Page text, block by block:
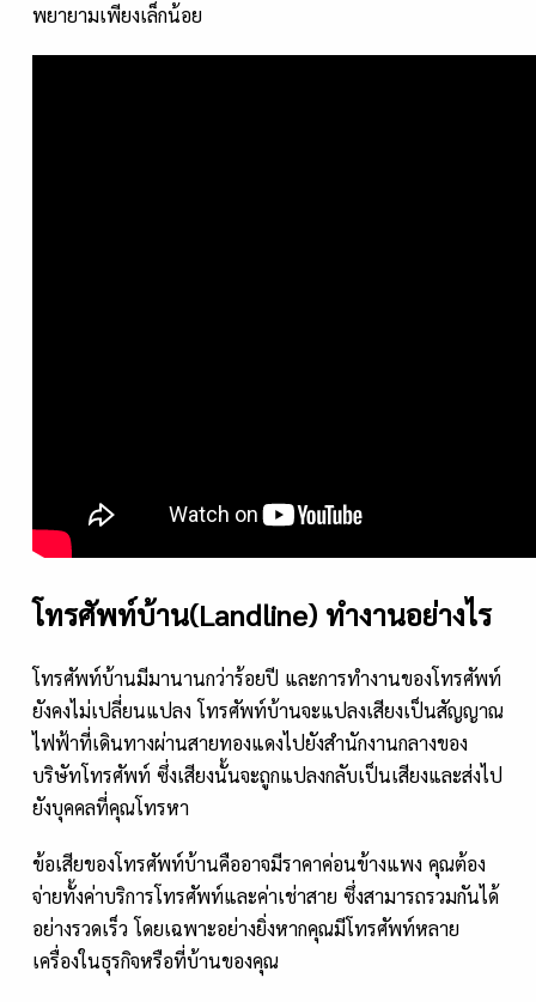
พยายามเพียงเล็กน้อย
โทรศัพท์บ้าน(Landline) ทำงานอย่างไร
โทรศัพท์บ้านมีมานานกว่าร้อยปี และการทำงานของโทรศัพท์
ยังคงไม่เปลี่ยนแปลง โทรศัพท์บ้านจะแปลงเสียงเป็นสัญญาณ
ไฟฟ้าที่เดินทางผ่านสายทองแดงไปยังสำนักงานกลางของ
บริษัทโทรศัพท์ ซึ่งเสียงนั้นจะถูกแปลงกลับเป็นเสียงและส่งไป
ยังบุคคลที่คุณโทรหา
ข้อเสียของโทรศัพท์บ้านคืออาจมีราคาค่อนข้างแพง คุณต้อง
จ่ายทั้งค่าบริการโทรศัพท์และค่าเช่าสาย ซึ่งสามารถรวมกันได้
อย่างรวดเร็ว โดยเฉพาะอย่างยิ่งหากคุณมีโทรศัพท์หลาย
เครื่องในธุรกิจหรือที่บ้านของคุณ